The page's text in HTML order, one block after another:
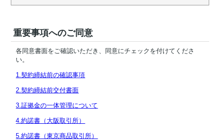
重要事項へのご同意
各同意書面をご確認いただき、同意にチェックを付けてくださ
い。
1.契約締結前の確認事項
2.契約締結前交付書面
3.証拠金の一体管理について
4.約諾書（大阪取引所）
5.約諾書（東京商品取引所）